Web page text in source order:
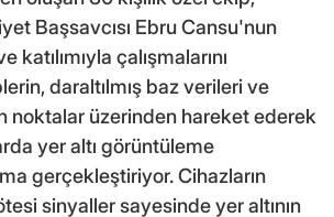
Başsavcısı Ebru Cansu'nun
katılımıyla çalışmalarını
daraltılmış baz verileri ve
noktalar üzerinden hareket ederek
yer altı görüntüleme
gerçekleştiriyor. Cihazların
sinyaller sayesinde yer altının